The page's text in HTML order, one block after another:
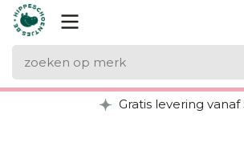
Gratis levering